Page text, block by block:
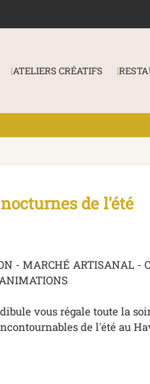
ATELIERS CRÉATIFS
de l'été
- MARCHÉ ARTISANAL -
vous régale toute la
de l'été au